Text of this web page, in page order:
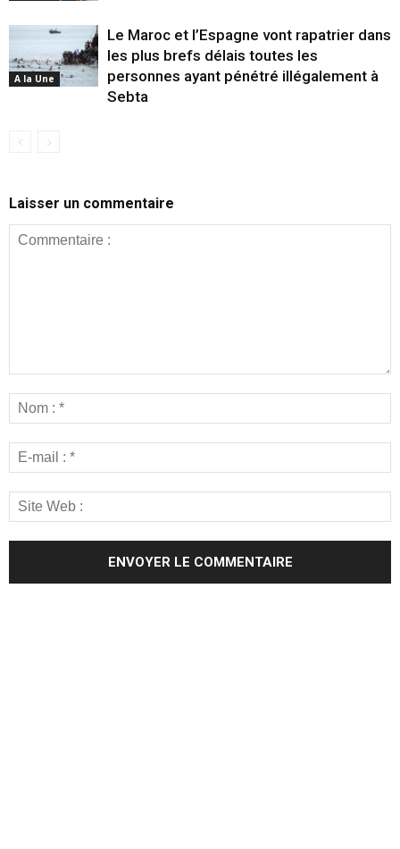
A la Une
Le Maroc et l’Espagne vont rapatrier dans
les plus brefs délais toutes les
personnes ayant pénétré illégalement à
Sebta
Laisser un commentaire